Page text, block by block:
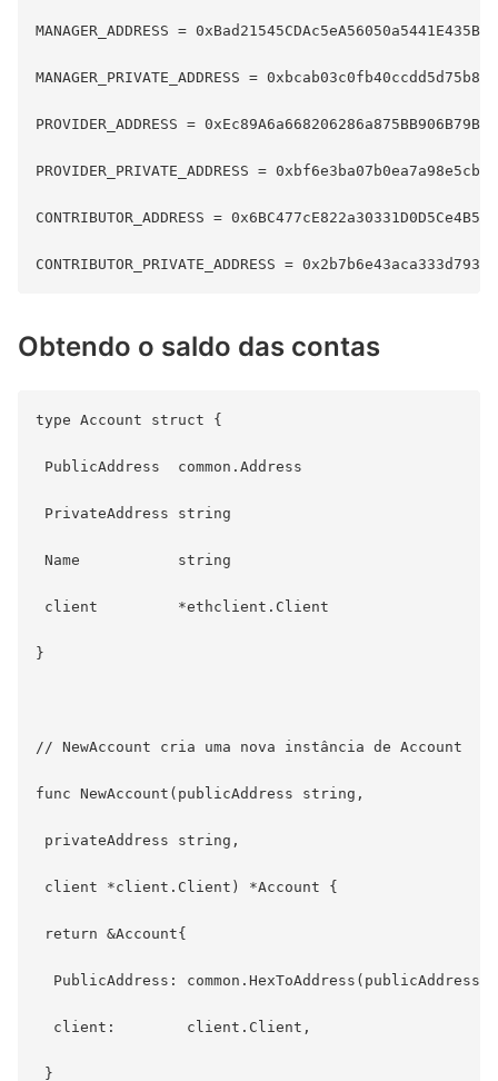
MANAGER_ADDRESS =
MANAGER_PRIVATE_ADDRESS =
PROVIDER_ADDRESS =
PROVIDER_PRIVATE_ADDRESS =
CONTRIBUTOR_ADDRESS =
Obtendo o saldo das contas
type Account struct {
PublicAddress  common.Address
PrivateAddress string
Name           string
client         *ethclient.Client
}
// NewAccount cria uma nova instância de Account
func NewAccount(publicAddress string,
privateAddress string,
client *client.Client) *Account {
return &Account{
PublicAddress: common.HexToAddress(publicAddress),
client:        client.Client,
}